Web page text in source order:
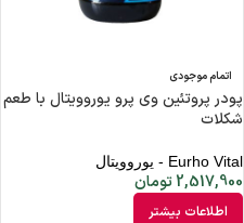
اتمام موجودی
پودر پروتئین وی پرو یوروویتال با طعم
شکلات
Eurho Vital - یوروویتال
2,517,900 تومان
اطلاعات بیشتر